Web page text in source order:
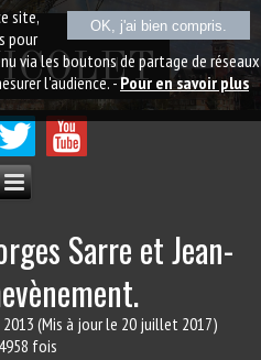
Sarre et Jean-
(Mis à jour le 20 juillet 2017)
fois
OK, j'ai bien compris.
site,
pour
via les boutons de partage de réseaux
l'audience. -Pour en savoir plus